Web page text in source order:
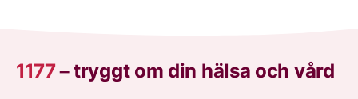
1177–tryggt om din hälsa och vård